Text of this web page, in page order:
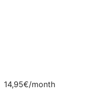
14,95€/month